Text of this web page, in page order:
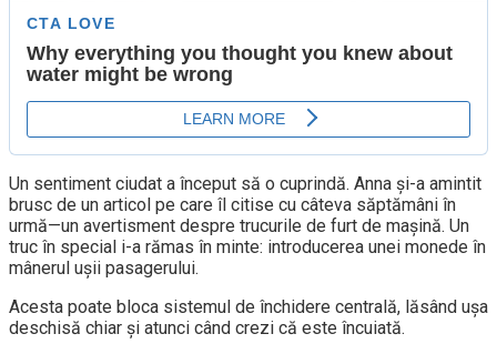
Un sentiment ciudat a început să o cuprindă. Anna și-a amintit
brusc de un articol pe care îl citise cu câteva săptămâni în
urmă—un avertisment despre trucurile de furt de mașină. Un
truc în special i-a rămas în minte: introducerea unei monede în
mânerul ușii pasagerului.
Acesta poate bloca sistemul de închidere centrală, lăsând ușa
deschisă chiar și atunci când crezi că este încuiată.